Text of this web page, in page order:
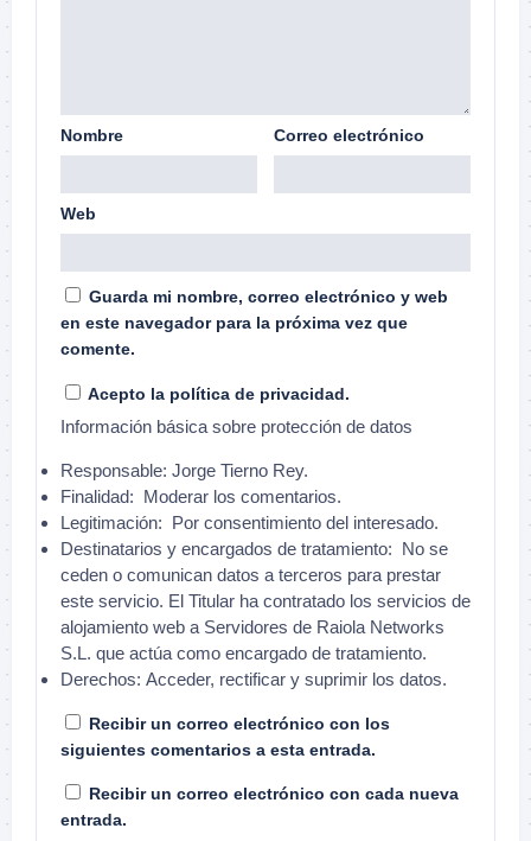
Nombre Correo electrónico
Web
Guarda mi nombre, correo electrónico y web
en este navegador para la próxima vez que
comente.
Acepto la política de privacidad.
Información básica sobre protección de datos
Responsable: Jorge Tierno Rey.
Finalidad: Moderar los comentarios.
Legitimación: Por consentimiento del interesado.
Destinatarios y encargados de tratamiento: No se
ceden o comunican datos a terceros para prestar
este servicio. El Titular ha contratado los servicios de
alojamiento web a Servidores de Raiola Networks
S.L. que actúa como encargado de tratamiento.
Derechos: Acceder, rectificar y suprimir los datos.
Recibir un correo electrónico con los
siguientes comentarios a esta entrada.
Recibir un correo electrónico con cada nueva
entrada.